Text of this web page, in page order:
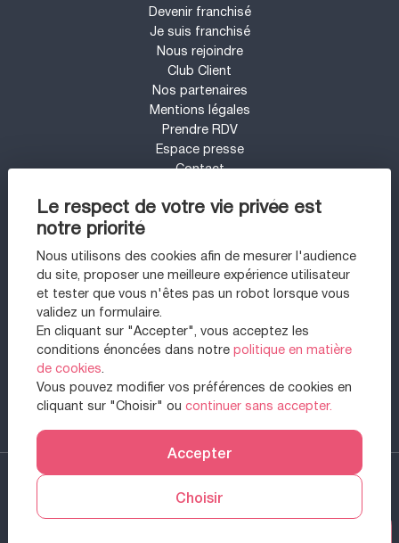
Le respect de votre vie privée est
notre priorité
Nous utilisons des cookies afin de mesurer l'audience
du site, proposer une meilleure expérience utilisateur
et tester que vous n'êtes pas un robot lorsque vous
validez un formulaire.
En cliquant sur "Accepter", vous acceptez les
conditions énoncées dans notrepolitique en matière
de cookies.
Vous pouvez modifier vos préférences de cookies en
cliquant sur "Choisir" ou continuer sans accepter.
Accepter
Choisir
Devenir franchisé
Je suis franchisé
Nous rejoindre
Club Client
Nos partenaires
Mentions légales
Prendre RDV
Espace presse
Contact
Barème d'honoraires
UN PROJET IMMOBILIER SUR LE SECTEUR
DE PARIS 11 - BASTILLE ?
Appartement à vendre à Paris 11ème
Appartement à vendre à Paris 20ème
Maison à vendre à Sartrouville
Appartement à vendre à Paris 1er
Appartement à vendre à Paris 12ème
Appartement à vendre à Saint-mandé
Appartement à vendre à Vincennes
2026 Paris 11 - Bastille. All right reserved. -
Billie.immo
Prendre RDV